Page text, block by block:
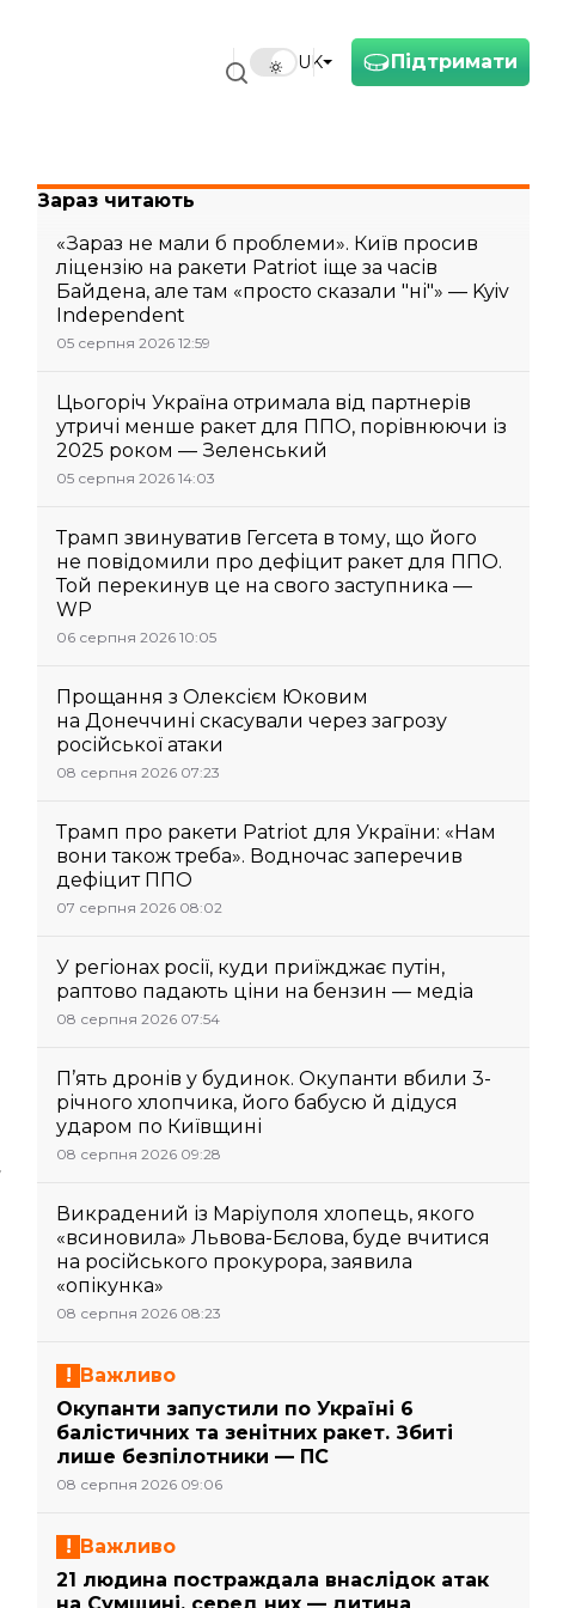
Підтримати
UK
Зараз читають
«Зараз не мали б проблеми». Київ просив
ліцензію на ракети Patriot іще за часів
Байдена, але там «просто сказали "ні"» — Kyiv
Independent
05 серпня 2026 12:59
Цьогоріч Україна отримала від партнерів
утричі менше ракет для ППО, порівнюючи із
2025 роком — Зеленський
05 серпня 2026 14:03
Трамп звинуватив Гегсета в тому, що його
не повідомили про дефіцит ракет для ППО.
Той перекинув це на свого заступника —
WP
06 серпня 2026 10:05
Прощання з Олексієм Юковим
на Донеччині скасували через загрозу
російської атаки
08 серпня 2026 07:23
Трамп про ракети Patriot для України: «Нам
вони також треба». Водночас заперечив
дефіцит ППО
07 серпня 2026 08:02
У регіонах росії, куди приїжджає путін,
раптово падають ціни на бензин — медіа
08 серпня 2026 07:54
П’ять дронів у будинок. Окупанти вбили 3-
річного хлопчика, його бабусю й дідуся
ударом по Київщині
08 серпня 2026 09:28
Викрадений із Маріуполя хлопець, якого
«всиновила» Львова-Бєлова, буде вчитися
на російського прокурора, заявила
«опікунка»
08 серпня 2026 08:23
Важливо
Окупанти запустили по Україні 6
балістичних та зенітних ракет. Збиті
лише безпілотники — ПС
08 серпня 2026 09:06
Важливо
21 людина постраждала внаслідок атак